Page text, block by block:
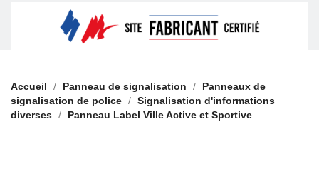
FEU TRICOLORE COMPORTEMENTAL
PANNEAUX DE SIGNALISATION DE POLICE
SIGNALISATION TEMPORAIRE
PANONCEAUX DE SIGNALISATION
Accueil Panneau de signalisation
Panneaux de
signalisation de police
Signalisation d'informations
diverses
Panneau Label Ville Active et Sportive